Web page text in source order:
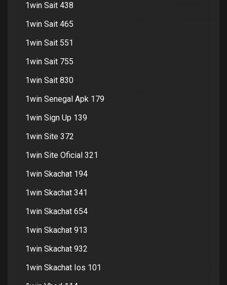
1win Sait 438
1win Sait 465
1win Sait 551
1win Sait 755
1win Sait 830
1win Senegal Apk 179
1win Sign Up 139
1win Site 372
1win Site Oficial 321
1win Skachat 194
1win Skachat 341
1win Skachat 654
1win Skachat 913
1win Skachat 932
1win Skachat Ios 101